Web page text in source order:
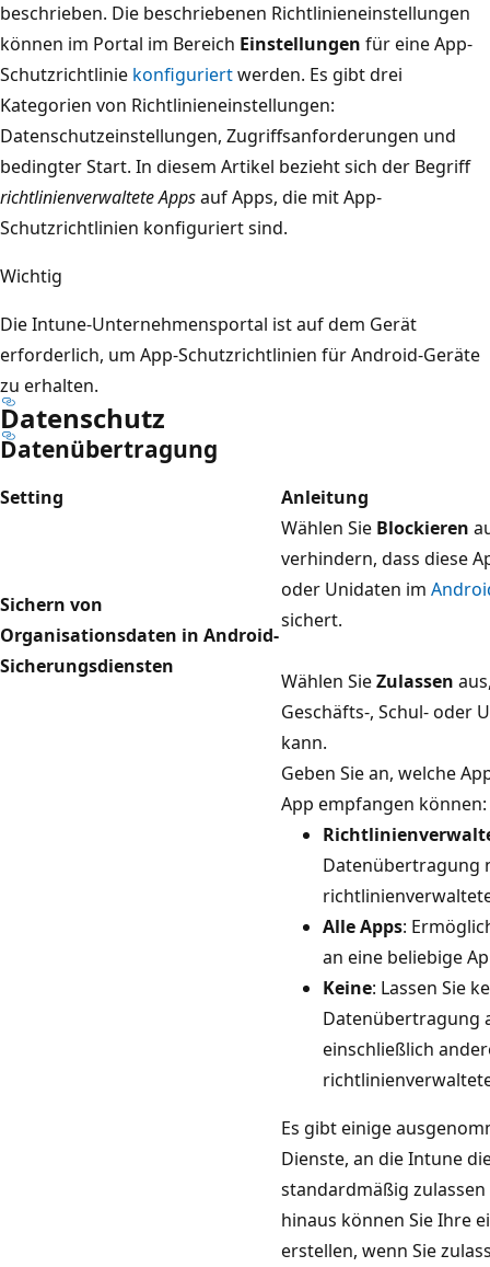
beschrieben. Die beschriebenen Richtlinieneinstellungen
können im Portal im Bereich Einstellungen für eine App-
Schutzrichtlinie konfiguriertwerden. Es gibt drei
Kategorien von Richtlinieneinstellungen:
Datenschutzeinstellungen, Zugriffsanforderungen und
bedingter Start. In diesem Artikel bezieht sich der Begriff
richtlinienverwaltete Appsauf Apps, die mit App-
Schutzrichtlinien konfiguriert sind.
Wichtig
Die Intune-Unternehmensportal ist auf dem Gerät
erforderlich, um App-Schutzrichtlinien für Android-Geräte
zu erhalten.
Datenschutz
Datenübertragung
Setting Anleitung
Sichern von
Organisationsdaten in Android-
Sicherungsdiensten
Wählen Sie Blockieren
verhindern, dass diese
oder Unidaten im
sichert.
Wählen SieZulassen
Geschäfts-, Schul- oder
kann.
Geben Sie an, welche
App empfangen können:
Datenübertragung
Alle Apps:
an eine beliebige
Keine: Lassen Sie
Datenübertragung
einschließlich
Es gibt einige
Dienste, an die Intune
standardmäßig
hinaus können Sie Ihre
erstellen, wenn Sie